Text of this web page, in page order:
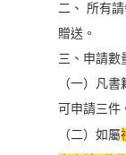
二、
所有
贈送。
三、申請數
（一）凡
可申請三件
（二）如屬